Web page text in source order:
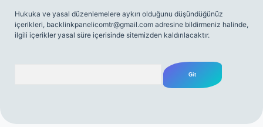
Hukuka ve yasal düzenlemelere aykırı olduğunu düşündüğünüz
içerikleri, backlinkpanelicomtr@gmail.com adresine bildirmeniz halinde,
ilgili içerikler yasal süre içerisinde sitemizden kaldırılacaktır.